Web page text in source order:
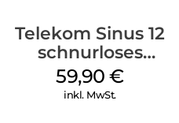
Telekom Sinus 12
schnurloses
Analog Telefon
Schwarz
59,90€
inkl. MwSt.